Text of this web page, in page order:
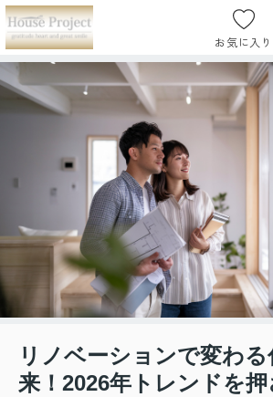
お気に入り
リノベーションで変わ
来！2026年トレンドを押